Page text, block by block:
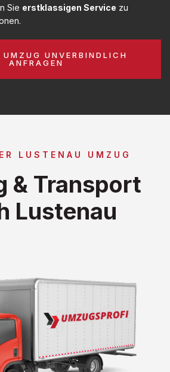
Sie erstklassigen Service zu
UMZUG UNVERBINDLICH
ANFRAGEN
LUSTENAU UMZUG
& Transport
Lustenau